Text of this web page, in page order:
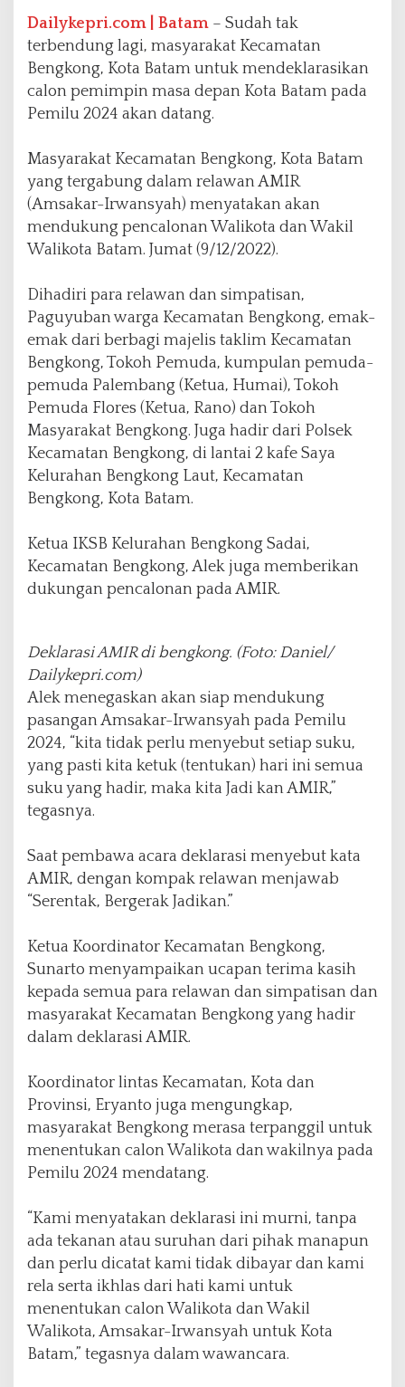
R
l
a
w
a
B
e
r
r
k
r
e
n
k
J
a
a
n
Dailykepri.com | Batam – Sudah tak
terbendung lagi, masyarakat Kecamatan
Bengkong, Kota Batam untuk mendeklarasikan
calon pemimpin masa depan Kota Batam pada
Pemilu 2024 akan datang.
Masyarakat Kecamatan Bengkong, Kota Batam
yang tergabung dalam relawan AMIR
(Amsakar-Irwansyah) menyatakan akan
mendukung pencalonan Walikota dan Wakil
Walikota Batam. Jumat (9/12/2022).
Dihadiri para relawan dan simpatisan,
Paguyuban warga Kecamatan Bengkong, emak-
emak dari berbagi majelis taklim Kecamatan
Bengkong, Tokoh Pemuda, kumpulan pemuda-
pemuda Palembang (Ketua, Humai), Tokoh
Pemuda Flores (Ketua, Rano) dan Tokoh
Masyarakat Bengkong. Juga hadir dari Polsek
Kecamatan Bengkong, di lantai 2 kafe Saya
Kelurahan Bengkong Laut, Kecamatan
Bengkong, Kota Batam.
Ketua IKSB Kelurahan Bengkong Sadai,
Kecamatan Bengkong, Alek juga memberikan
dukungan pencalonan pada AMIR.
Deklarasi AMIR di bengkong. (Foto: Daniel/
Dailykepri.com)
Alek menegaskan akan siap mendukung
pasangan Amsakar-Irwansyah pada Pemilu
2024, “kita tidak perlu menyebut setiap suku,
yang pasti kita ketuk (tentukan) hari ini semua
suku yang hadir, maka kita Jadi kan AMIR,”
tegasnya.
Saat pembawa acara deklarasi menyebut kata
AMIR, dengan kompak relawan menjawab
“Serentak, Bergerak Jadikan.”
Ketua Koordinator Kecamatan Bengkong,
Sunarto menyampaikan ucapan terima kasih
kepada semua para relawan dan simpatisan dan
masyarakat Kecamatan Bengkong yang hadir
dalam deklarasi AMIR.
Koordinator lintas Kecamatan, Kota dan
Provinsi, Eryanto juga mengungkap,
masyarakat Bengkong merasa terpanggil untuk
menentukan calon Walikota dan wakilnya pada
Pemilu 2024 mendatang.
“Kami menyatakan deklarasi ini murni, tanpa
ada tekanan atau suruhan dari pihak manapun
dan perlu dicatat kami tidak dibayar dan kami
rela serta ikhlas dari hati kami untuk
menentukan calon Walikota dan Wakil
Walikota, Amsakar-Irwansyah untuk Kota
Batam,” tegasnya dalam wawancara.